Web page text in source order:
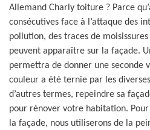
Allemand Charly toiture ? Parce
consécutives face à l’attaque des
pollution, des traces de
peuvent apparaître sur la façade.
permettra de donner une seconde
couleur a été ternie par les
d’autres termes, repeindre sa
pour rénover votre habitation.
la façade, nous utiliserons de la